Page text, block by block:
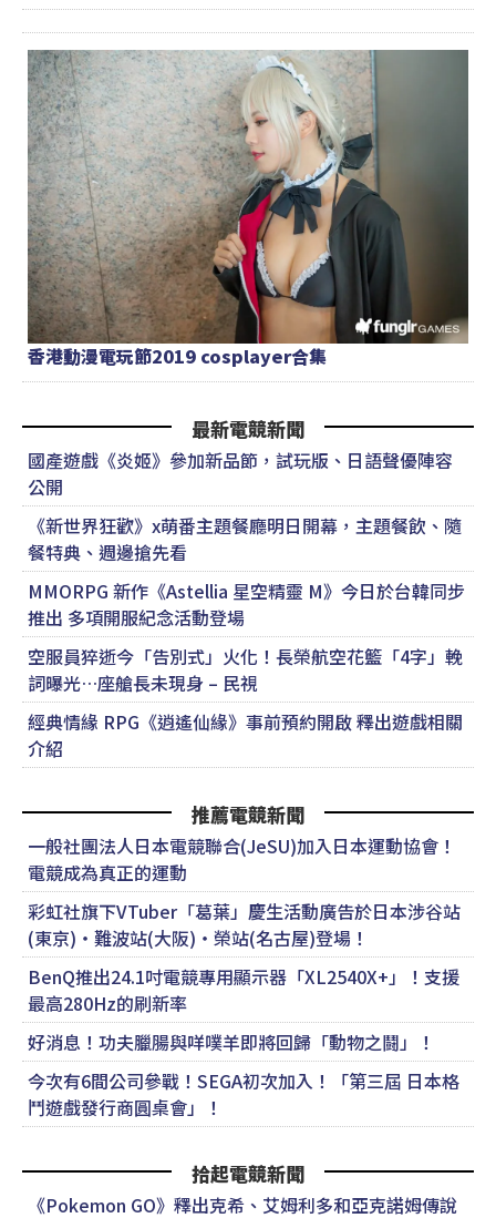
香港動漫電玩節2019 cosplayer合集
最新電競新聞
國產遊戲《炎姬》參加新品節，試玩版、日語聲優陣容
公開
《新世界狂歡》x萌番主題餐廳明日開幕，主題餐飲、隨
餐特典、週邊搶先看
MMORPG 新作《Astellia 星空精靈 M》今日於台韓同步
推出 多項開服紀念活動登場
空服員猝逝今「告別式」火化！長榮航空花籃「4字」輓
詞曝光…座艙長未現身 – 民視
經典情緣 RPG《逍遙仙緣》事前預約開啟 釋出遊戲相關
介紹
推薦電競新聞
一般社團法人日本電競聯合(JeSU)加入日本運動協會！
電競成為真正的運動
彩虹社旗下VTuber「葛葉」慶生活動廣告於日本涉谷站
(東京)・難波站(大阪)・榮站(名古屋)登場！
BenQ推出24.1吋電競專用顯示器「XL2540X+」！支援
最高280Hz的刷新率
好消息！功夫臘腸與咩噗羊即將回歸「動物之鬪」！
今次有6間公司參戰！SEGA初次加入！「第三屆 日本格
鬥遊戲發行商圓桌會」！
拾起電競新聞
《Pokemon GO》釋出克希、艾姆利多和亞克諾姆傳說